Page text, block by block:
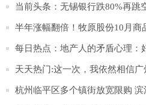
当前头条：无锡银行跌80%再跳
增幅低于预期？
半年涨幅翻倍！牧原股份10月商
每日热点：地产人的矛盾心理：
仍旧想看新机会
天天热门:这一次，我依然相信广
杭州临平区多个镇街放宽限购